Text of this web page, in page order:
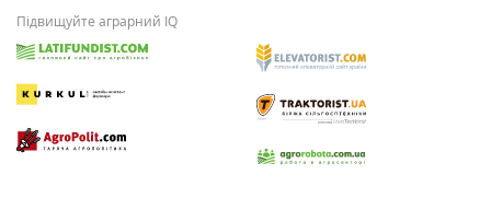
Підвищуйте аграрний IQ